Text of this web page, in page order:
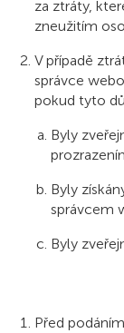
za ztráty,
zneužitím
V případě
správce
pokud tyto
Byly
Byly
správcem
Byly
Před